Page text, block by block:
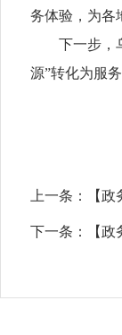
务体验，为各
下一步，乌
源”转化为服
上一条： 【
下一条： 【